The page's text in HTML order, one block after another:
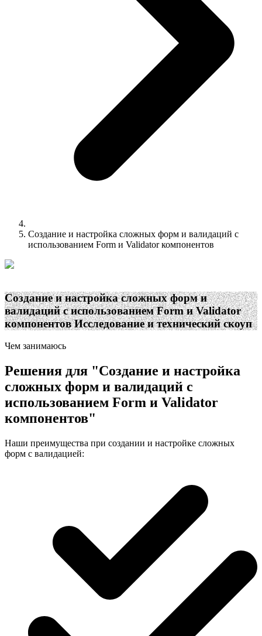
Создание и настройка сложных форм и валидаций с
использованием Form и Validator компонентов
Создание и настройка сложных форм и
валидаций с использованием Form и Validator
компонентов Исследование и технический скоуп
Чем занимаюсь
Решения для "Создание и настройка
сложных форм и валидаций с
использованием Form и Validator
компонентов"
Наши преимущества при создании и настройке сложных
форм с валидацией: